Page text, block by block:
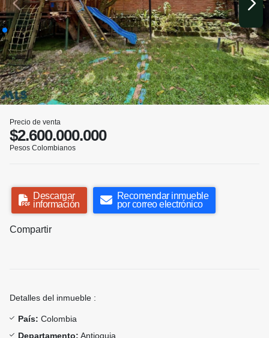
Precio de venta
$2.600.000.000
Pesos Colombianos
Descargar
información
Recomendar inmueble
por correo electrónico
Compartir
Detalles del inmueble :
País: Colombia
Departamento: Antioquia